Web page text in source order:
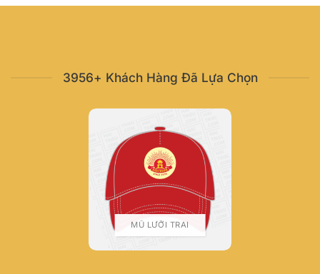
3956+ Khách Hàng Đã Lựa Chọn
MŨ LƯỠI TRAI